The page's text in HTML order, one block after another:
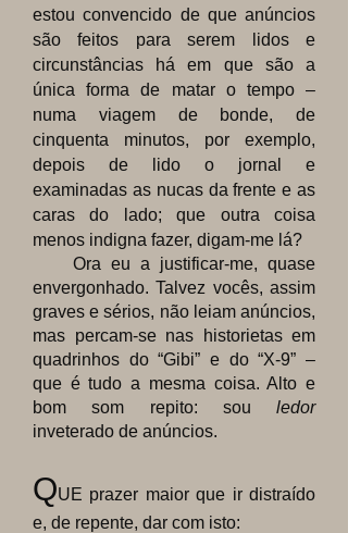
estou convencido de que anúncios
são feitos para serem lidos e
circunstâncias há em que são a
única forma de matar o tempo –
numa viagem de bonde, de
cinquenta minutos, por exemplo,
depois de lido o jornal e
examinadas as nucas da frente e as
caras do lado; que outra coisa
menos indigna fazer, digam-me lá?
Ora eu a justificar-me, quase
envergonhado. Talvez vocês, assim
graves e sérios, não leiam anúncios,
mas percam-se nas historietas em
quadrinhos do “Gibi” e do “X-9” –
que é tudo a mesma coisa. Alto e
bom som repito: sou ledor
inveterado de anúncios.
QUE prazer maior que ir distraído
e, de repente, dar com isto: